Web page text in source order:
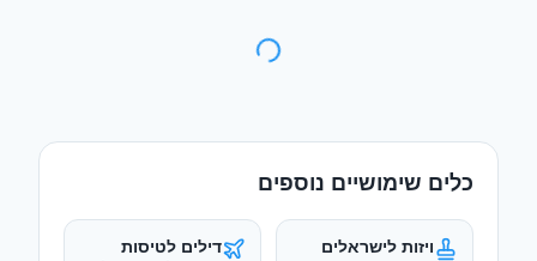
כלים שימושיים נוספים
מי צריך ויזה ואיך
טיסות זולות מישראל
מדריכים מקיפים
שערים מעודכנים